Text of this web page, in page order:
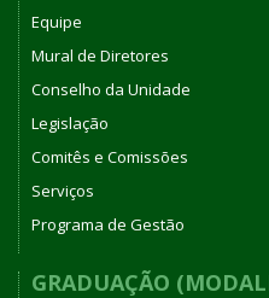
Equipe
Mural de Diretores
Conselho da Unidade
Legislação
Comitês e Comissões
Serviços
Programa de Gestão
GRADUAÇÃO